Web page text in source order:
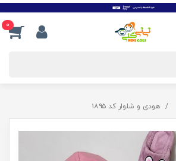
0
هودی و شلوار کد ۱۸۹۵